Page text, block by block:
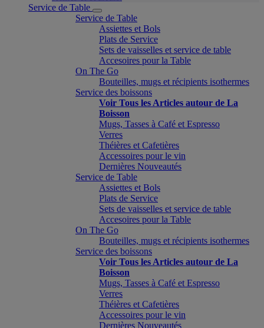
Service de Table
Service de Table
Assiettes et Bols
Plats de Service
Sets de vaisselles et service de table
Accesoires pour la Table
On The Go
Bouteilles, mugs et récipients isothermes
Service des boissons
Voir Tous les Articles autour de La
Boisson
Mugs, Tasses à Café et Espresso
Verres
Théières et Cafetières
Accessoires pour le vin
Dernières Nouveautés
Service de Table
Assiettes et Bols
Plats de Service
Sets de vaisselles et service de table
Accesoires pour la Table
On The Go
Bouteilles, mugs et récipients isothermes
Service des boissons
Voir Tous les Articles autour de La
Boisson
Mugs, Tasses à Café et Espresso
Verres
Théières et Cafetières
Accessoires pour le vin
Dernières Nouveautés